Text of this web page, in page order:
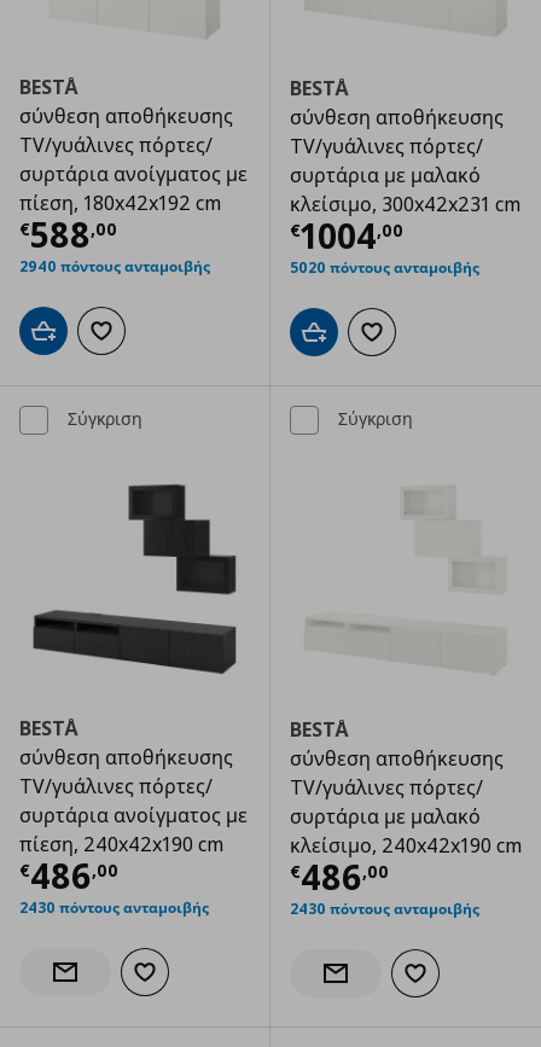
BESTÅ
σύνθεση αποθήκευσης
TV/γυάλινες πόρτες/
συρτάρια ανοίγματος με
πίεση, 180x42x192 cm
€588,00
Τρέχουσα τιμή € 588,00
2940 πόντους ανταμοιβής
Προσθήκη στο καλάθι
Προσθήκη στα αγαπημένα
BESTÅ
σύνθεση αποθήκευσης
TV/γυάλινες πόρτες/
συρτάρια με μαλακό
κλείσιμο, 300x42x231 cm
€1004,00
Τρέχουσα
5020 πόντους ανταμοιβής
Προσθήκη στο καλάθι
Προσθήκη στα
Σύγκριση
BESTÅ
σύνθεση αποθήκευσης
TV/γυάλινες πόρτες/
συρτάρια ανοίγματος με
πίεση, 240x42x190 cm
€486,00
Τρέχουσα τιμή € 486,00
2430 πόντους ανταμοιβής
Ενημέρωση διαθεσιμότητας
Προσθήκη στα αγαπημένα
Σύγκριση
BESTÅ
σύνθεση αποθήκευσης
TV/γυάλινες πόρτες/
συρτάρια με μαλακό
κλείσιμο, 240x42x190 cm
€486,00
Τρέχουσα
2430 πόντους ανταμοιβής
Ενημέρωση διαθεσιμότητας
Προσθήκη στα